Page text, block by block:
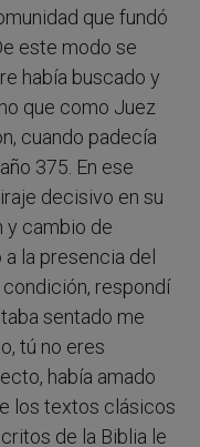
que fundó
este modo se
había buscado y
que como Juez
cuando padecía
375. En ese
decisivo en su
y cambio de
la presencia del
respondí
sentado me
tú no eres
había amado
los textos clásicos
de la Biblia le